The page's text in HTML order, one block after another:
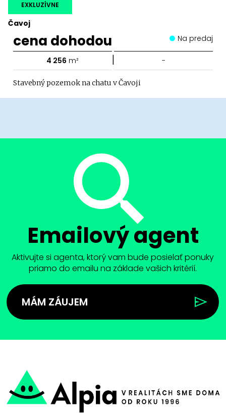
Čavoj
EXKLUZÍVNE
cena dohodou Na predaj
4 256 m² | -
Stavebný pozemok na chatu v Čavoji
Emailový agent
Aktivujte si agenta, ktorý vam bude posielať ponuky
priamo do emailu na základe vašich kritérií.
MÁM ZÁUJEM